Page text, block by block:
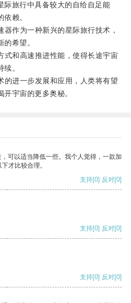
际旅行中具备较大的自给自足能
赖。
作为一种新兴的星际旅行技术，
希望。
和高速推进性能，使得长途宇宙
。
进一步发展和应用，人类将有望
宇宙的更多奥秘。
可以适当降低一些。我个人觉得，一款加
才比较合理。
支持[0] 反对[0]
支持[0] 反对[0]
支持[0] 反对[0]